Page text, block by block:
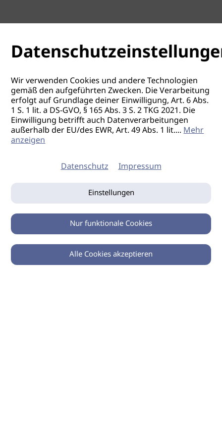
0
Wir verwenden Cookies und andere Technologien
gemäß den aufgeführten Zwecken. Die Verarbeitung
erfolgt auf Grundlage deiner Einwilligung, Art. 6 Abs.
1 S. 1 lit. a DS-GVO, § 165 Abs. 3 S. 2 TKG 2021. Die
Einwilligung betrifft auch Datenverarbeitungen
außerhalb der EU/des EWR, Art. 49 Abs. 1 lit....Mehr
anzeigen
Datenschutz Impressum
Einstellungen
Nur funktionale Cookies
Alle Cookies akzeptieren